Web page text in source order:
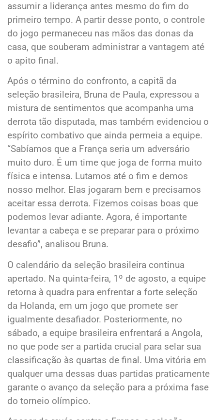
assumir a liderança antes mesmo do fim do
primeiro tempo. A partir desse ponto, o controle
do jogo permaneceu nas mãos das donas da
casa, que souberam administrar a vantagem até
o apito final.
Após o término do confronto, a capitã da
seleção brasileira, Bruna de Paula, expressou a
mistura de sentimentos que acompanha uma
derrota tão disputada, mas também evidenciou o
espírito combativo que ainda permeia a equipe.
“Sabíamos que a França seria um adversário
muito duro. É um time que joga de forma muito
física e intensa. Lutamos até o fim e demos
nosso melhor. Elas jogaram bem e precisamos
aceitar essa derrota. Fizemos coisas boas que
podemos levar adiante. Agora, é importante
levantar a cabeça e se preparar para o próximo
desafio”, analisou Bruna.
O calendário da seleção brasileira continua
apertado. Na quinta-feira, 1º de agosto, a equipe
retorna à quadra para enfrentar a forte seleção
da Holanda, em um jogo que promete ser
igualmente desafiador. Posteriormente, no
sábado, a equipe brasileira enfrentará a Angola,
no que pode ser a partida crucial para selar sua
classificação às quartas de final. Uma vitória em
qualquer uma dessas duas partidas praticamente
garante o avanço da seleção para a próxima fase
do torneio olímpico.